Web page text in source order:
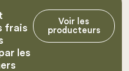
frais
les
Voir les
producteurs